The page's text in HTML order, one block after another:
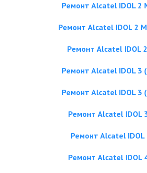
Ремонт Alcatel IDOL 2
Ремонт Alcatel IDOL 2
Ремонт Alcatel IDOL
Ремонт Alcatel IDOL 3
Ремонт Alcatel IDOL 3
Ремонт Alcatel IDOL
Ремонт Alcatel IDOL
Ремонт Alcatel IDOL